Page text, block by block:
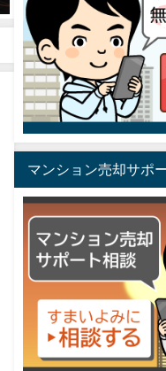
０の事
2017年8月18日
マンション売却サポ